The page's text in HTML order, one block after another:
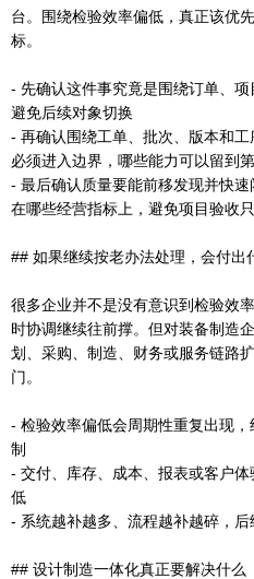
台。围绕检验效率偏低，真正该优
标。
- 先确认这件事究竟是围绕订单、项
避免后续对象切换
- 再确认围绕工单、批次、版本和
必须进入边界，哪些能力可以留到
- 最后确认质量要能前移发现并快
在哪些经营指标上，避免项目验收
## 如果继续按老办法处理，会付出
很多企业并不是没有意识到检验效
时协调继续往前撑。但对装备制造
划、采购、制造、财务或服务链路
门。
- 检验效率偏低会周期性重复出现
制
- 交付、库存、成本、报表或客户
低
- 系统越补越多、流程越补越碎，
## 设计制造一体化真正要解决什么